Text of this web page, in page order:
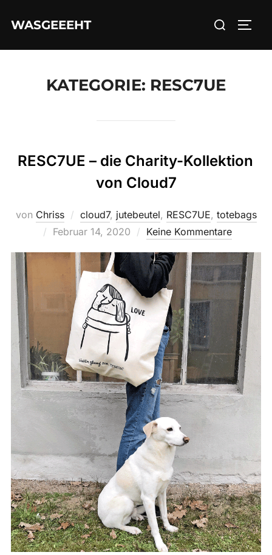
InhaltWASGEEEHT
Suchen
KATEGORIE: RESC7UE
RESC7UE – die Charity-Kollektion
von Cloud7
von Chriss cloud7, jutebeutel, RESC7UE, totebags
Veröffentlicht
Februar 14, 2020 Keine Kommentare